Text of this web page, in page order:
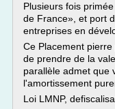
Plusieurs fois
de France», et port
entreprises en
Ce Placement
de prendre de la
parallèle admet que
l'amortissement
Loi LMNP,